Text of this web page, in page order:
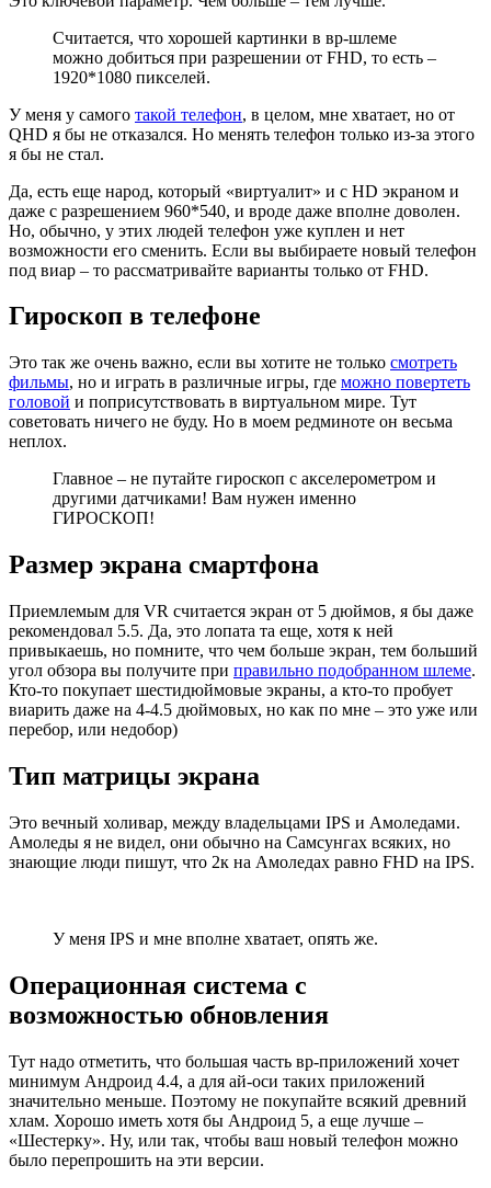
Считается, что хорошей картинки в вр-шлеме
можно добиться при разрешении от FHD, то есть –
1920*1080 пикселей.
У меня у самого такой телефон, в целом, мне хватает, но от
QHD я бы не отказался. Но менять телефон только из-за этого
я бы не стал.
Да, есть еще народ, который «виртуалит» и с HD экраном и
даже с разрешением 960*540, и вроде даже вполне доволен.
Но, обычно, у этих людей телефон уже куплен и нет
возможности его сменить. Если вы выбираете новый телефон
под виар – то рассматривайте варианты только от FHD.
Гироскоп в телефоне
Это так же очень важно, если вы хотите не только смотреть
фильмы, но и играть в различные игры, где можно повертеть
головой и поприсутствовать в виртуальном мире. Тут
советовать ничего не буду. Но в моем редминоте он весьма
неплох.
Главное – не путайте гироскоп с акселерометром и
другими датчиками! Вам нужен именно
ГИРОСКОП!
Размер экрана смартфона
Приемлемым для VR считается экран от 5 дюймов, я бы даже
рекомендовал 5.5. Да, это лопата та еще, хотя к ней
привыкаешь, но помните, что чем больше экран, тем больший
угол обзора вы получите при правильно подобранном шлеме.
Кто-то покупает шестидюймовые экраны, а кто-то пробует
виарить даже на 4-4.5 дюймовых, но как по мне – это уже или
перебор, или недобор)
Тип матрицы экрана
Это вечный холивар, между владельцами IPS и Амоледами.
Амоледы я не видел, они обычно на Самсунгах всяких, но
знающие люди пишут, что 2к на Амоледах равно FHD на IPS.
У меня IPS и мне вполне хватает, опять же.
Операционная система с
возможностью обновления
Тут надо отметить, что большая часть вр-приложений хочет
минимум Андроид 4.4, а для ай-оси таких приложений
значительно меньше. Поэтому не покупайте всякий древний
хлам. Хорошо иметь хотя бы Андроид 5, а еще лучше –
«Шестерку». Ну, или так, чтобы ваш новый телефон можно
было перепрошить на эти версии.